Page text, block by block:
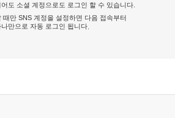
도 소셜 계정으로도 로그인 할 수 있습니다.
때만 SNS 계정을 설정하면 다음 접속부터
만으로 자동 로그인 됩니다